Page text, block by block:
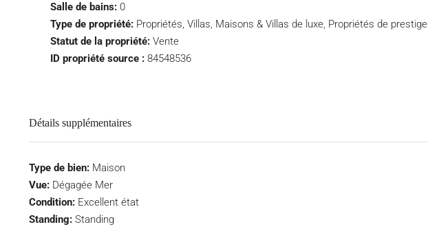
Salle de bains: 0
Type de propriété: Propriétés, Villas, Maisons & Villas de luxe, Propriétés de prestige
Statut de la propriété: Vente
ID propriété source : 84548536
Détails supplémentaires
Type de bien: Maison
Vue: Dégagée Mer
Condition: Excellent état
Standing: Standing